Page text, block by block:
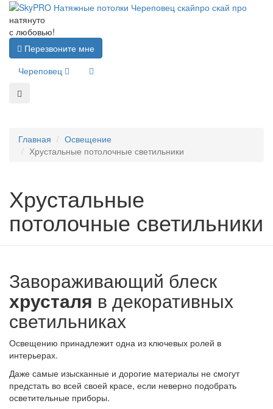
натянуто
с любовью!
Перезвоните мне
Череповец
Главная
Освещение
Хрустальные потолочные светильники
Хрустальные
потолочные светильники
Завораживающий блеск
хрусталя в декоративных
светильниках
Освещению принадлежит одна из ключевых ролей в
интерьерах.
Даже самые изысканные и дорогие материалы не смогут
предстать во всей своей красе, если неверно подобрать
осветительные приборы.